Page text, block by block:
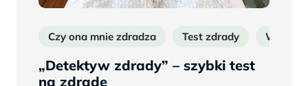
Czy ona mnie zdradza Test zdrady
„Detektyw zdrady” – szybki test
na zdradę